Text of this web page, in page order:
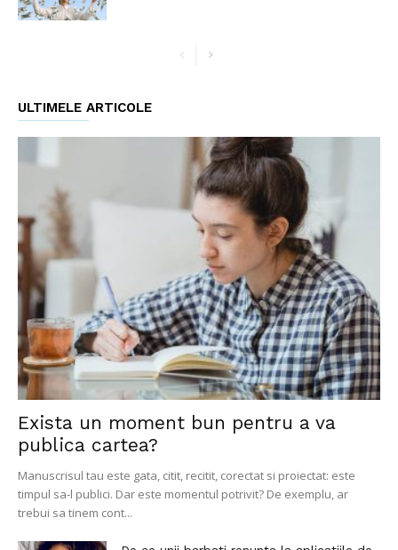
ULTIMELE ARTICOLE
Exista un moment bun pentru a va
publica cartea?
Manuscrisul tau este gata, citit, recitit, corectat si proiectat: este
timpul sa-l publici. Dar este momentul potrivit? De exemplu, ar
trebui sa tinem cont...